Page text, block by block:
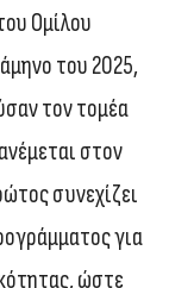
Ομίλου
του 2025,
τον τομέα
στον
συνεχίζει
για
ώστε